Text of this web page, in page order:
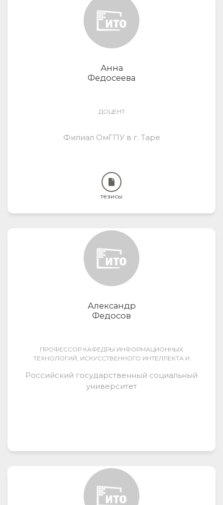
Анна
Федосеева
ДОЦЕНТ
Филиал ОмГПУ в г. Таре
тезисы
Александр
Федосов
ПРОФЕССОР КАФЕДРЫ ИНФОРМАЦИОННЫХ
ТЕХНОЛОГИЙ, ИСКУССТВЕННОГО ИНТЕЛЛЕКТА И
ЦИФРОВОГО ОБЩЕСТВА
Российский государственный социальный
университет